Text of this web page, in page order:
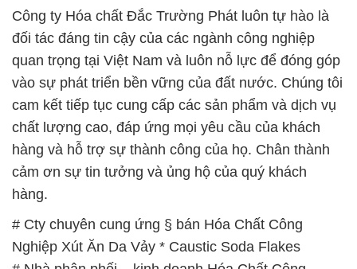
Công ty Hóa chất Đắc Trường Phát luôn tự hào là
đối tác đáng tin cậy của các ngành công nghiệp
quan trọng tại Việt Nam và luôn nỗ lực để đóng góp
vào sự phát triển bền vững của đất nước. Chúng tôi
cam kết tiếp tục cung cấp các sản phẩm và dịch vụ
chất lượng cao, đáp ứng mọi yêu cầu của khách
hàng và hỗ trợ sự thành công của họ. Chân thành
cảm ơn sự tin tưởng và ủng hộ của quý khách
hàng.
# Cty chuyên cung ứng § bán Hóa Chất Công
Nghiệp Xút Ăn Da Vảy * Caustic Soda Flakes